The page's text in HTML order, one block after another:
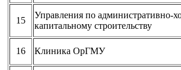
15
Управления по административно-
капитальному строительству
16 Клиника ОрГМУ